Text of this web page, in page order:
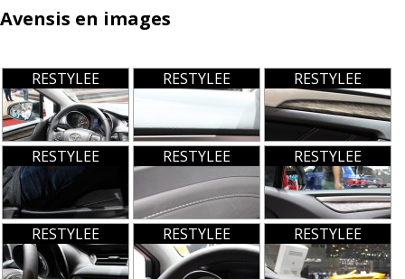
Bonne relance.
Consommation moyenne :
7.5 litres
Problèmes rencontrés :
Note : 10/20
Prix assurance :600 euros/an
Avensis en images
RESTYLEE RESTYLEE RESTYLEE
RESTYLEE RESTYLEE RESTYLEE
RESTYLEE RESTYLEE RESTYLEE